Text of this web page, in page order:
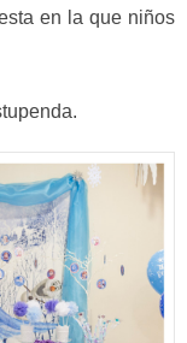
en la que niños